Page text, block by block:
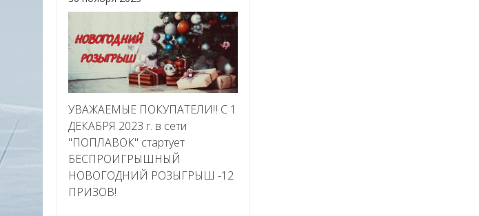
УВАЖАЕМЫЕ ПОКУПАТЕЛИ‼ С 1
ДЕКАБРЯ 2023 г. в сети
"ПОПЛАВОК" стартует
БЕСПРОИГРЫШНЫЙ
НОВОГОДНИЙ РОЗЫГРЫШ -12
ПРИЗОВ!